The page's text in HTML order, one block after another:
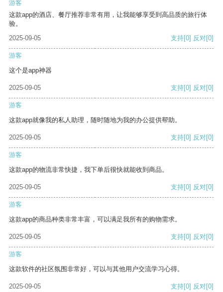
游客
这款app的酒店、餐厅推荐非常有用，让我能够享受到高品质的旅行体
验。
2025-09-05
支持[0] 反对[0]
游客
这个是app神器
2025-09-05 支持[0] 反对[0]
游客
这款app就像我的私人助理，随时随地为我的办公提供帮助。
2025-09-05 支持[0] 反对[0]
游客
这款app的物流非常快捷，我下单后很快就能收到商品。
2025-09-05 支持[0] 反对[0]
游客
这款app的商品种类非常丰富，可以满足我所有的购物需求。
2025-09-05 支持[0] 反对[0]
游客
这款软件的社区氛围非常好，可以与其他用户交流学习心得。
2025-09-05 支持[0] 反对[0]